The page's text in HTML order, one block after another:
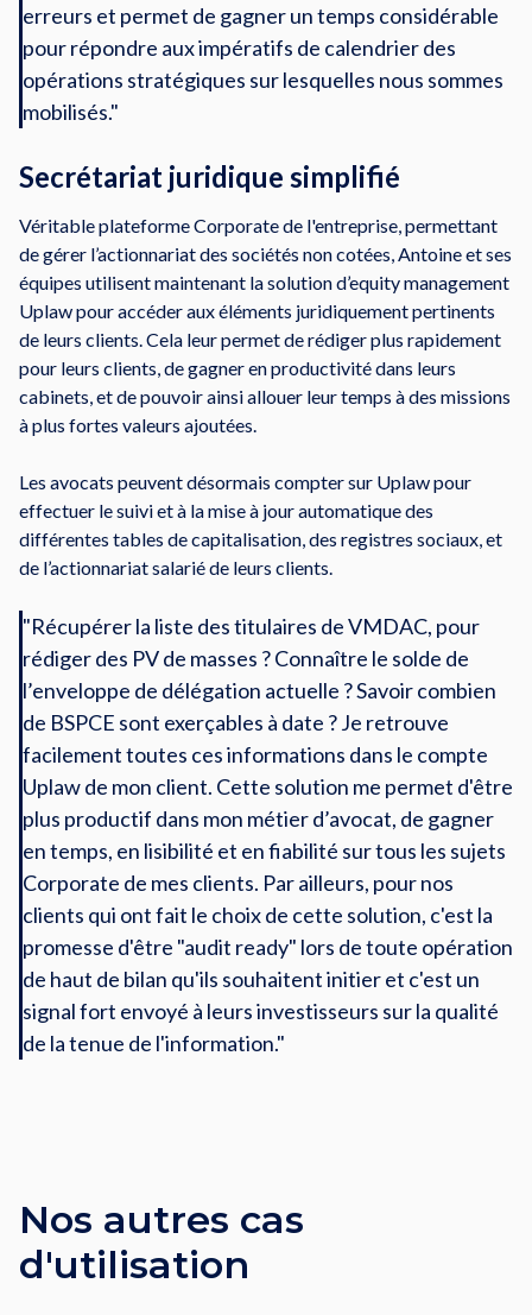
erreurs et permet de gagner un temps considérable
pour répondre aux impératifs de calendrier des
opérations stratégiques sur lesquelles nous sommes
mobilisés."
Secrétariat juridique simplifié
Véritable plateforme Corporate de l'entreprise, permettant
de gérer l’actionnariat des sociétés non cotées, Antoine et ses
équipes utilisent maintenant la solution d’equity management
Uplaw pour accéder aux éléments juridiquement pertinents
de leurs clients. Cela leur permet de rédiger plus rapidement
pour leurs clients, de gagner en productivité dans leurs
cabinets, et de pouvoir ainsi allouer leur temps à des missions
à plus fortes valeurs ajoutées.
Les avocats peuvent désormais compter sur Uplaw pour
effectuer le suivi et à la mise à jour automatique des
différentes tables de capitalisation, des registres sociaux, et
de l’actionnariat salarié de leurs clients.
"Récupérer la liste des titulaires de VMDAC, pour
rédiger des PV de masses ? Connaître le solde de
l’enveloppe de délégation actuelle ? Savoir combien
de BSPCE sont exerçables à date ? Je retrouve
facilement toutes ces informations dans le compte
Uplaw de mon client. Cette solution me permet d'être
plus productif dans mon métier d’avocat, de gagner
en temps, en lisibilité et en fiabilité sur tous les sujets
Corporate de mes clients. Par ailleurs, pour nos
clients qui ont fait le choix de cette solution, c'est la
promesse d'être "audit ready" lors de toute opération
de haut de bilan qu'ils souhaitent initier et c'est un
signal fort envoyé à leurs investisseurs sur la qualité
de la tenue de l'information."
Nos autres cas
d'utilisation